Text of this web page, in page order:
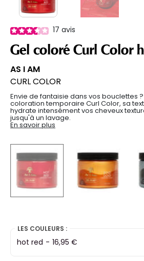
17 avis
Gel coloré Curl Color
AS I AM
CURL COLOR
Envie de fantaisie dans vos bouclettes
coloration temporaire Curl Color, sa
hydrate intensément vos cheveux
jusqu'à un lavage.
En savoir plus
selected
LES COULEURS :
hot red - 16,95 €